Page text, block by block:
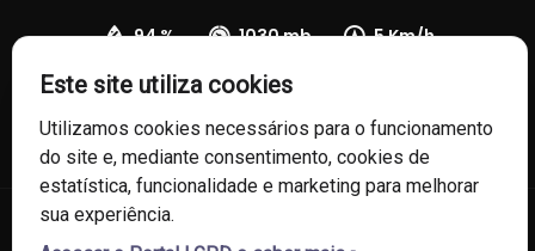
94 % 1030 mb 5 Km/h
© 2026 Câmara de Vereadores de Fontoura Xavier/RS. Todos os
Este site utiliza cookies
Utilizamos cookies necessários para o funcionamento
do site e, mediante consentimento, cookies de
estatística, funcionalidade e marketing para melhorar
sua experiência.